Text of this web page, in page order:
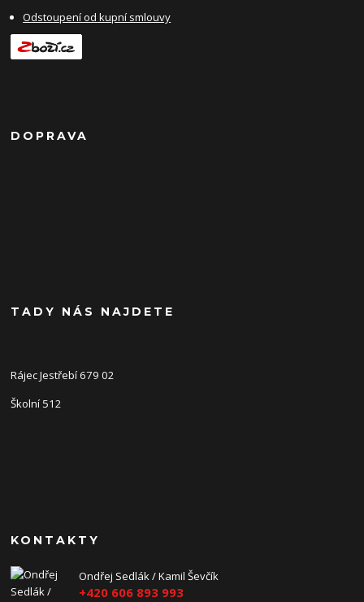
Odstoupení od kupní smlouvy
DOPRAVA
TADY NÁS NAJDETE
Rájec Jestřebí 679 02
Školní 512
KONTAKTY
Ondřej Sedlák / Kamil Ševčík
+420 606 893 993